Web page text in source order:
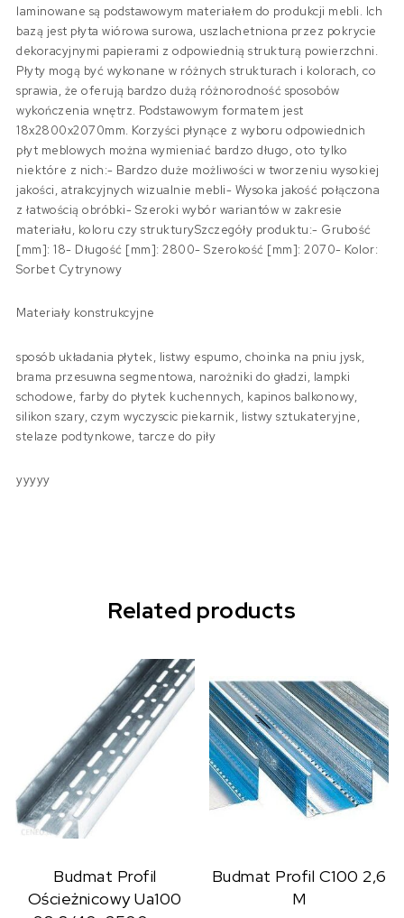
laminowane są podstawowym materiałem do produkcji mebli. Ich
bazą jest płyta wiórowa surowa, uszlachetniona przez pokrycie
dekoracyjnymi papierami z odpowiednią strukturą powierzchni.
Płyty mogą być wykonane w różnych strukturach i kolorach, co
sprawia, że oferują bardzo dużą różnorodność sposobów
wykończenia wnętrz. Podstawowym formatem jest
18x2800x2070mm. Korzyści płynące z wyboru odpowiednich
płyt meblowych można wymieniać bardzo długo, oto tylko
niektóre z nich:- Bardzo duże możliwości w tworzeniu wysokiej
jakości, atrakcyjnych wizualnie mebli- Wysoka jakość połączona
z łatwością obróbki- Szeroki wybór wariantów w zakresie
materiału, koloru czy strukturySzczegóły produktu:- Grubość
[mm]: 18- Długość [mm]: 2800- Szerokość [mm]: 2070- Kolor:
Sorbet Cytrynowy
Materiały konstrukcyjne
sposób układania płytek, listwy espumo, choinka na pniu jysk,
brama przesuwna segmentowa, narożniki do gładzi, lampki
schodowe, farby do płytek kuchennych, kapinos balkonowy,
silikon szary, czym wyczyscic piekarnik, listwy sztukateryjne,
stelaze podtynkowe, tarcze do piły
yyyyy
Related products
Budmat Profil
Ościeżnicowy Ua100
Budmat Profil C100 2,6
M